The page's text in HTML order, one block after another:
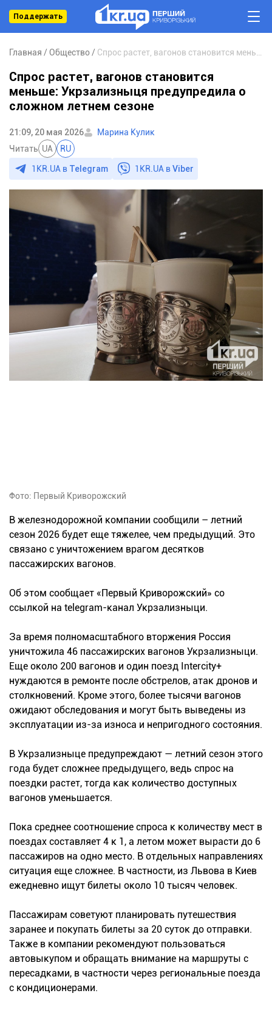
Поддержать
Главная Общество
Спрос растет, вагонов становится
меньше: Укрзализныця предупредила о
сложном летнем сезоне
21:09, 20 мая 2026
Марина Кулик
Читать UA RU
1KR.UA в Telegram 1KR.UA вViber
Фото: Первый Криворожский
В железнодорожной компании сообщили – летний
сезон 2026 будет еще тяжелее, чем предыдущий. Это
связано с уничтожением врагом десятков
пассажирских вагонов.
Об этом сообщает «Первый Криворожский» со
ссылкой на telegram-канал Укрзализныци.
За время полномасштабного вторжения Россия
уничтожила 46 пассажирских вагонов Укрзализныци.
Еще около 200 вагонов и один поезд Intercity+
нуждаются в ремонте после обстрелов, атак дронов и
столкновений. Кроме этого, более тысячи вагонов
ожидают обследования и могут быть выведены из
эксплуатации из-за износа и непригодного состояния.
В Укрзализныце предупреждают — летний сезон этого
года будет сложнее предыдущего, ведь спрос на
поездки растет, тогда как количество доступных
вагонов уменьшается.
Пока среднее соотношение спроса к количеству мест в
поездах составляет 4 к 1, а летом может вырасти до 6
пассажиров на одно место. В отдельных направлениях
ситуация еще сложнее. В частности, из Львова в Киев
ежедневно ищут билеты около 10 тысяч человек.
Пассажирам советуют планировать путешествия
заранее и покупать билеты за 20 суток до отправки.
Также в компании рекомендуют пользоваться
автовыкупом и обращать внимание на маршруты с
пересадками, в частности через региональные поезда
с кондиционерами.